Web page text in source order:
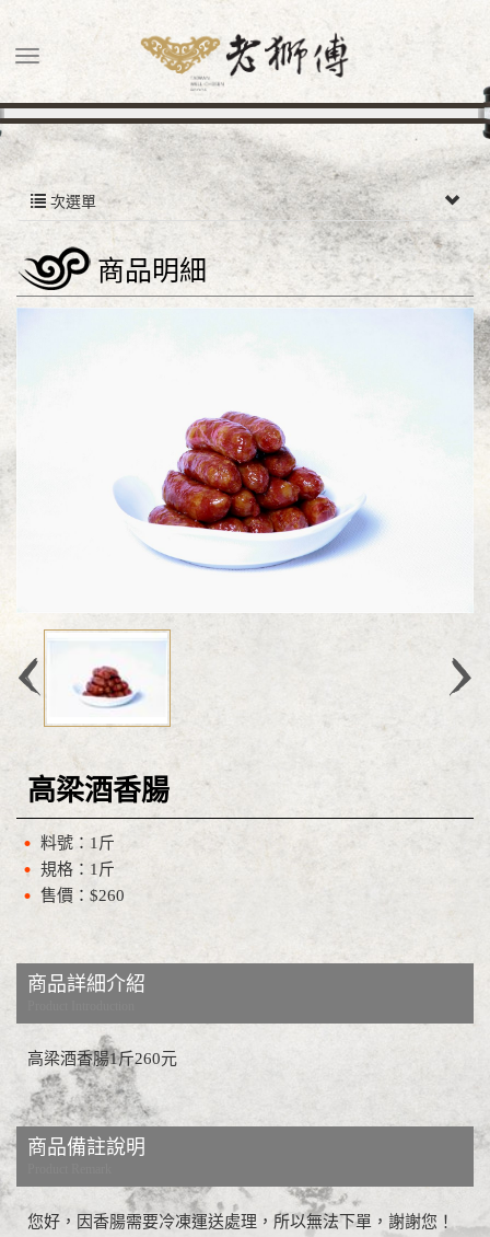
次選單
商品明細
高梁酒香腸
料號：1斤
規格：1斤
售價：$260
商品詳細介紹
高梁酒香腸1斤260元
商品備註說明
您好，因香腸需要冷凍運送處理，所以無法下單，謝謝您！